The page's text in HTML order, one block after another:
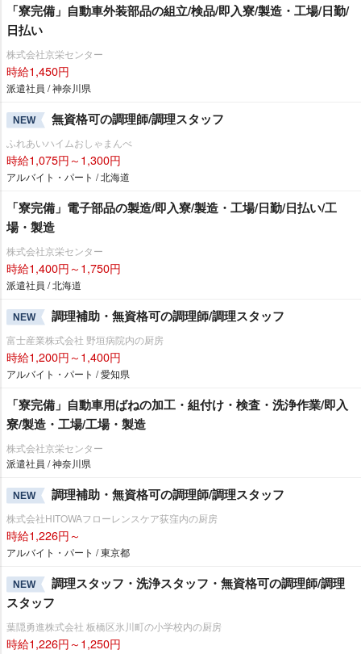
「寮完備」自動車外装部品の組立/検品/即入寮/製造・工場/日勤/
日払い
株式会社京栄センター
時給1,450円
派遣社員 / 神奈川県
NEW 無資格可の調理師/調理スタッフ
ふれあいハイムおしゃまんべ
時給1,075円～1,300円
アルバイト・パート / 北海道
「寮完備」電子部品の製造/即入寮/製造・工場/日勤/日払い/工
場・製造
株式会社京栄センター
時給1,400円～1,750円
派遣社員 / 北海道
NEW 調理補助・無資格可の調理師/調理スタッフ
富士産業株式会社 野垣病院内の厨房
時給1,200円～1,400円
アルバイト・パート / 愛知県
「寮完備」自動車用ばねの加工・組付け・検査・洗浄作業/即入
寮/製造・工場/工場・製造
株式会社京栄センター
派遣社員 / 神奈川県
NEW 調理補助・無資格可の調理師/調理スタッフ
株式会社HITOWAフローレンスケア荻窪内の厨房
時給1,226円～
アルバイト・パート / 東京都
NEW
調理スタッフ・洗浄スタッフ・無資格可の調理師/調理
スタッフ
葉隠勇進株式会社 板橋区氷川町の小学校内の厨房
時給1,226円～1,250円